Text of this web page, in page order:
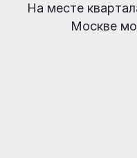
На месте
Москве